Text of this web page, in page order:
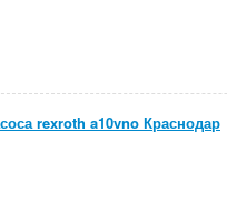
rexroth a10vno Краснодар